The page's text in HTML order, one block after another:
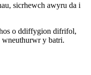
sicrhewch awyru da i
o ddiffygion difrifol,
y batri.